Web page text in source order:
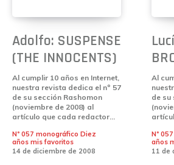
Adolfo: SUSPENSE
(THE INNOCENTS)
Al cumplir 10 años en Internet,
nuestra revista dedica el nº 57
de su sección Rashomon
(noviembre de 2008) al
artículo que cada redactor...
Nº 057 monográfico Diez
años mis favoritos
14 de diciembre de 2008
Al
de su
Nº
años
11 de